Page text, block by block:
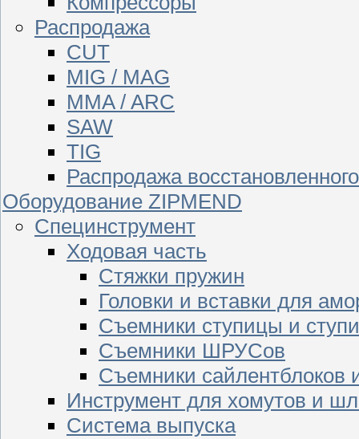
Распродажа
CUT
MIG / MAG
MMA / ARC
SAW
TIG
Распродажа
Оборудование ZIPMEND
Специнструмент
Ходовая часть
Стяжки пружин
Головки и вставки для
Съемники ступицы и
Съемники ШРУСов
Съемники сайлентблоков
Инструмент для хомутов и
Система выпуска